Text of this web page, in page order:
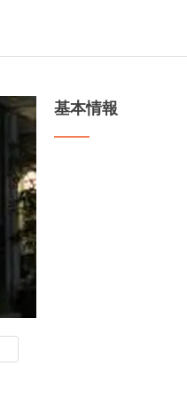
基本情報